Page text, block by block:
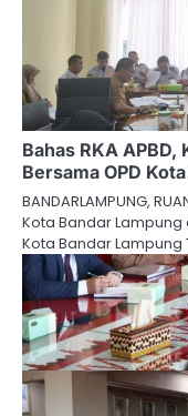
Bahas RKA APBD,
Bersama OPD
BANDARLAMPUNG,
Kota Bandar Lampung
Kota Bandar Lampung